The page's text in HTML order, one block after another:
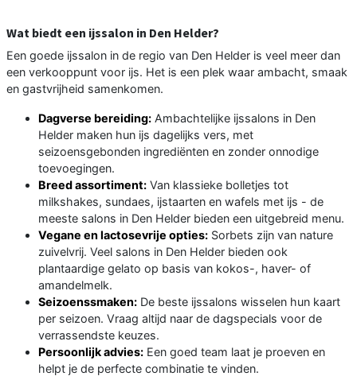
Wat biedt een ijssalon in Den Helder?
Een goede ijssalon in de regio van Den Helder is veel meer dan
een verkooppunt voor ijs. Het is een plek waar ambacht, smaak
en gastvrijheid samenkomen.
Dagverse bereiding: Ambachtelijke ijssalons in Den
Helder maken hun ijs dagelijks vers, met
seizoensgebonden ingrediënten en zonder onnodige
toevoegingen.
Breed assortiment: Van klassieke bolletjes tot
milkshakes, sundaes, ijstaarten en wafels met ijs - de
meeste salons in Den Helder bieden een uitgebreid menu.
Vegane en lactosevrije opties: Sorbets zijn van nature
zuivelvrij. Veel salons in Den Helder bieden ook
plantaardige gelato op basis van kokos-, haver- of
amandelmelk.
Seizoenssmaken: De beste ijssalons wisselen hun kaart
per seizoen. Vraag altijd naar de dagspecials voor de
verrassendste keuzes.
Persoonlijk advies: Een goed team laat je proeven en
helpt je de perfecte combinatie te vinden.